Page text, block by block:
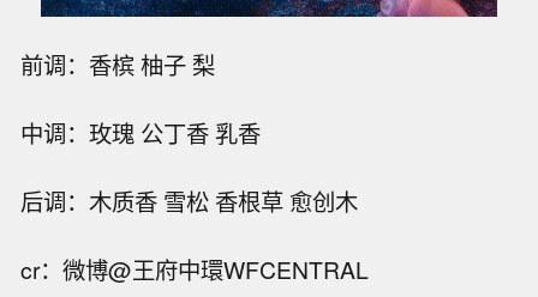
前调：香槟 柚子 梨
中调：玫瑰 公丁香 乳香
后调：木质香 雪松 香根草 愈创木
cr：微博@王府中環WFCENTRAL